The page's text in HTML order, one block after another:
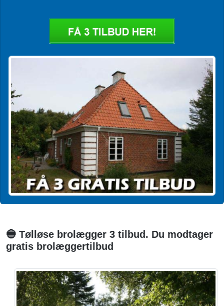
🔵 Tølløse brolægger 3 tilbud. Du modtager
gratis brolæggertilbud